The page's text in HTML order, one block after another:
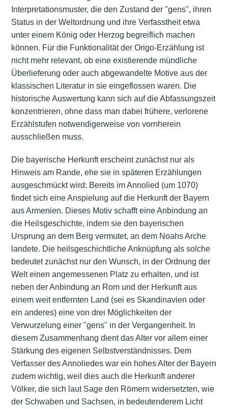
Interpretationsmuster, die den Zustand der "gens", ihren
Status in der Weltordnung und ihre Verfasstheit etwa
unter einem König oder Herzog begreiflich machen
können. Für die Funktionalität der Origo-Erzählung ist
nicht mehr relevant, ob eine existierende mündliche
Überlieferung oder auch abgewandelte Motive aus der
klassischen Literatur in sie eingeflossen waren. Die
historische Auswertung kann sich auf die Abfassungszeit
konzentrieren, ohne dass man dabei frühere, verlorene
Erzählstufen notwendigerweise von vornherein
ausschließen muss.
Die bayerische Herkunft erscheint zunächst nur als
Hinweis am Rande, ehe sie in späteren Erzählungen
ausgeschmückt wird: Bereits im Annolied (um 1070)
findet sich eine Anspielung auf die Herkunft der Bayern
aus Armenien. Dieses Motiv schafft eine Anbindung an
die Heilsgeschichte, indem sie den bayerischen
Ursprung an dem Berg vermutet, an dem Noahs Arche
landete. Die heilsgeschichtliche Anknüpfung als solche
bedeutet zunächst nur den Wunsch, in der Ordnung der
Welt einen angemessenen Platz zu erhalten, und ist
neben der Anbindung an Rom und der Herkunft aus
einem weit entfernten Land (sei es Skandinavien oder
ein anderes) eine von drei Möglichkeiten der
Verwurzelung einer "gens" in der Vergangenheit. In
diesem Zusammenhang dient das Alter vor allem einer
Stärkung des eigenen Selbstverständnisses. Dem
Verfasser des Annoliedes war ein hohes Alter der Bayern
zudem wichtig, weil dies auch die Herkunft anderer
Völker, die sich laut Sage den Römern widersetzten, wie
der Schwaben und Sachsen, in bedeutenderem Licht